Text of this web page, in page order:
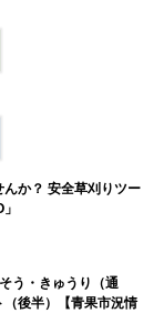
か？ 安全草刈りツー
う・きゅうり（通
（後半）【青果市況情